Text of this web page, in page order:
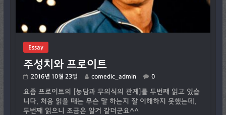
Essay
주성치와 프로이트
2016년 10월 23일 comedic_admin 0
요즘 프로이트의 [농담과 무의식의 관계]를 두번째 읽고 있습
니다. 처음 읽을 때는 무슨 말 하는지 잘 이해하지 못했는데,
두번째 읽으니 조금은 알거 같더군요^^